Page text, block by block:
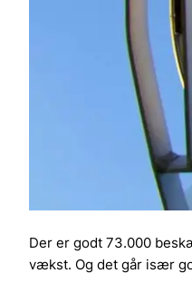
Der er godt 73.000
vækst. Og det går især